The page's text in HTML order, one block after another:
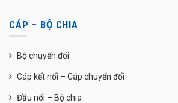
CÁP – BỘ CHIA
Bộ chuyển đổi
Cáp kết nối – Cáp chuyển đổi
Đầu nối – Bộ chia